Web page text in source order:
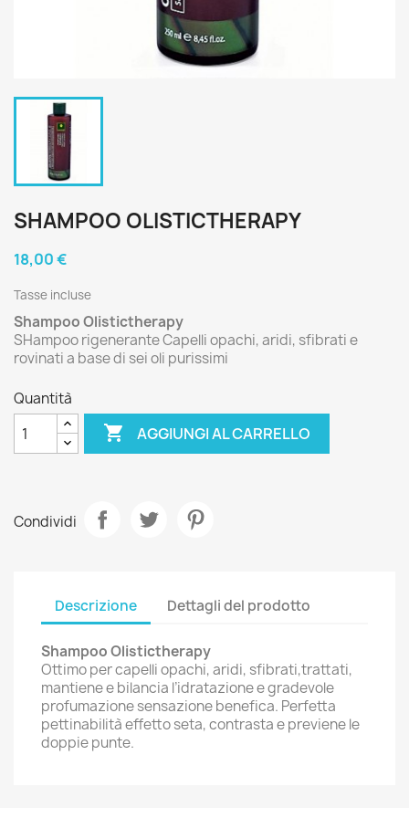
SHAMPOO OLISTICTHERAPY
18,00 €
Tasse incluse
Shampoo Olistictherapy
SHampoo rigenerante Capelli opachi, aridi, sfibrati e
rovinati a base di sei oli purissimi
Quantità
 AGGIUNGI AL CARRELLO
Condividi
Descrizione Dettagli del prodotto
Shampoo Olistictherapy
Ottimo per capelli opachi, aridi, sfibrati,trattati,
mantiene e bilancia l’idratazione e gradevole
profumazione sensazione benefica. Perfetta
pettinabilità effetto seta, contrasta e previene le
doppie punte.